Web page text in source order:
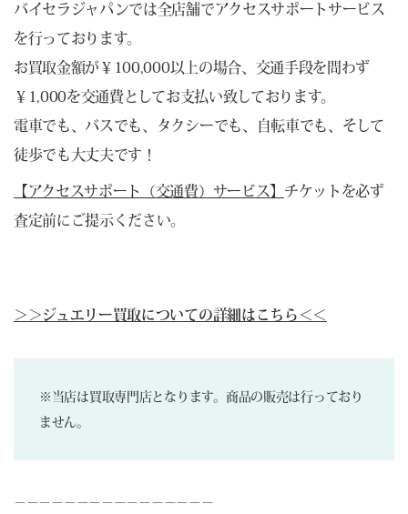
バイセラジャパンでは全店舗でアクセスサポートサービス
を行っております。
お買取金額が￥100,000以上の場合、交通手段を問わず
￥1,000を交通費としてお支払い致しております。
電車でも、バスでも、タクシーでも、自転車でも、そして
徒歩でも大丈夫です！
【アクセスサポート（交通費）サービス】 チケットを必ず
査定前にご提示ください。
＞＞ジュエリー買取についての詳細はこちら＜＜
※当店は買取専門店となります。商品の販売は行っており
ません。
－－－－－－－－－－－－－－－－